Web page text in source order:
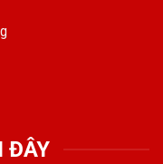
ĐÂY